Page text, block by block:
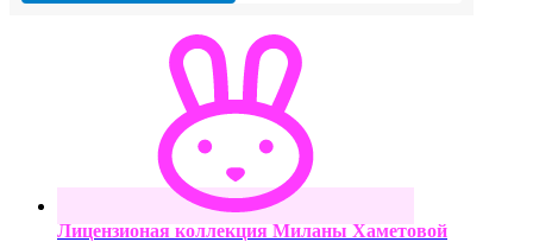
Лицензионая коллекция Миланы Хаметовой